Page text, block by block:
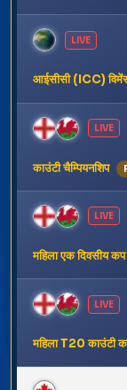
आईसीसी (ICC) विमेंस
LIVE
काउंटी चैम्पियनशिप
LIVE
महिला एक दिवसीय कप
LIVE
महिला T20 काउंटी
LIVE